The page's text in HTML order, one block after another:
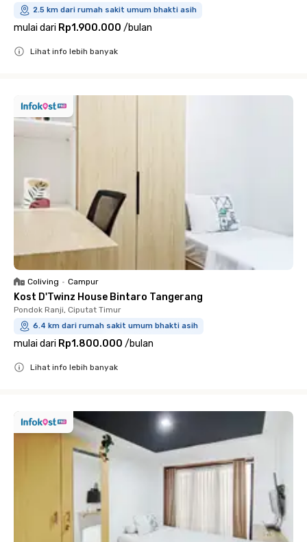
2.5 km dari rumah sakit umum bhakti asih
mulai dari Rp1.900.000 /bulan
Lihat info lebih banyak
Coliving • Campur
Kost D'Twinz House Bintaro Tangerang
Pondok Ranji, Ciputat Timur
6.4 km dari rumah sakit umum bhakti asih
mulai dari Rp1.800.000 /bulan
Lihat info lebih banyak